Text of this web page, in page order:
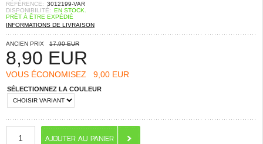
RÉFÉRENCE: 3012199-VAR
DISPONIBILITÉ: EN STOCK.
PRÊT À ÊTRE EXPÉDIÉ
INFORMATIONS DE LIVRAISON
ANCIEN PRIX 17,90 EUR
8,90 EUR
VOUS ÉCONOMISEZ 9,00 EUR
SÉLECTIONNEZ LA COULEUR